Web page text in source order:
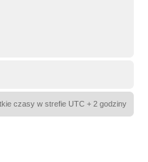
czasy w strefie UTC + 2 godziny